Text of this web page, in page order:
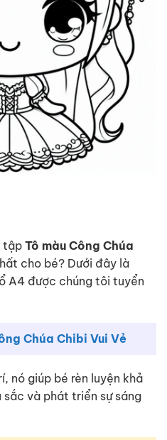
tập Tô màu Công Chúa
cho bé? Dưới đây là
A4 được chúng tôi tuyển
Chúa Chibi Vui Vẻ
nó giúp bé rèn luyện khả
và phát triển sự sáng